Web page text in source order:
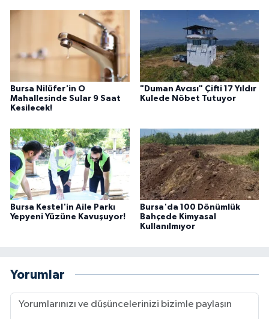
Bursa Nilüfer'in O
Mahallesinde Sular 9 Saat
Kesilecek!
"Duman Avcısı" Çifti 17 Yıldır
Kulede Nöbet Tutuyor
Bursa Kestel'in Aile Parkı
Yepyeni Yüzüne Kavuşuyor!
Bursa'da 100 Dönümlük
Bahçede Kimyasal
Kullanılmıyor
Yorumlar